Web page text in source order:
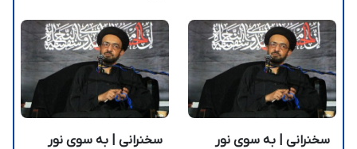
سخنرانی | به سوی نور
سخنرانی | به سوی نور